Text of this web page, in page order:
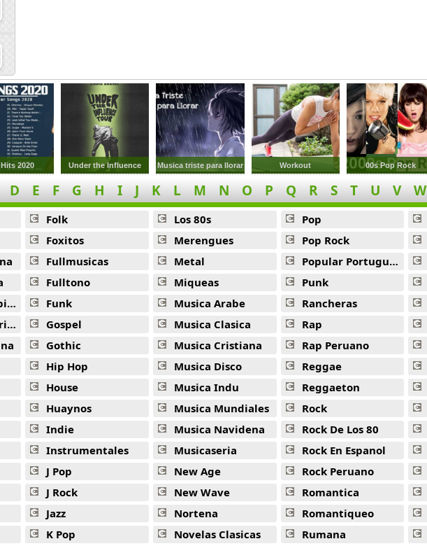
2020 Under the Influence Musica triste para llorar Workout 00s Pop Rock
D E F G H I J K L M N O P Q R S T U V W
Folk
Foxitos
Fullmusicas
Fulltono
Funk
Gospel
Gothic
Hip Hop
House
Huaynos
Indie
Instrumentales
J Pop
J Rock
Jazz
K Pop
Los 80s
Merengues
Metal
Miqueas
Musica Arabe
Musica Clasica
Musica Cristiana
Musica Disco
Musica Indu
Musica Mundiales
Musica Navidena
Musicaseria
New Age
New Wave
Nortena
Novelas Clasicas
Pop
Pop Rock
Popular Portuguesa
Punk
Rancheras
Rap
Rap Peruano
Reggae
Reggaeton
Rock
Rock De Los 80
Rock En Espanol
Rock Peruano
Romantica
Romantiqueo
Rumana